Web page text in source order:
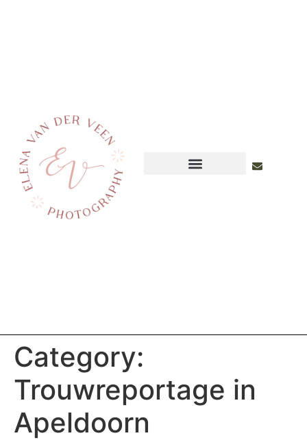
Category:
Trouwreportage in
Apeldoorn